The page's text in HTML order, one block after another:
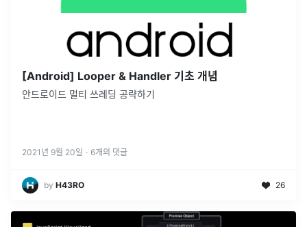
[Android] Looper & Handler 기초 개념
안드로이드 멀티 쓰레딩 공략하기
2021년 9월 20일 · 6개의 댓글
by H43RO 26